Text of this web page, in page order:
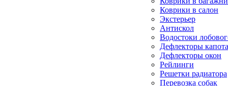
Коврики в салон
Экстерьер
Антискол
Водостоки
Дефлекторы капота
Дефлекторы окон
Рейлинги
Решетки радиатора
Перевозка собак